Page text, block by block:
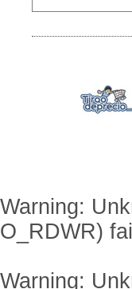
Warning:
O_RDWR)
Warning: